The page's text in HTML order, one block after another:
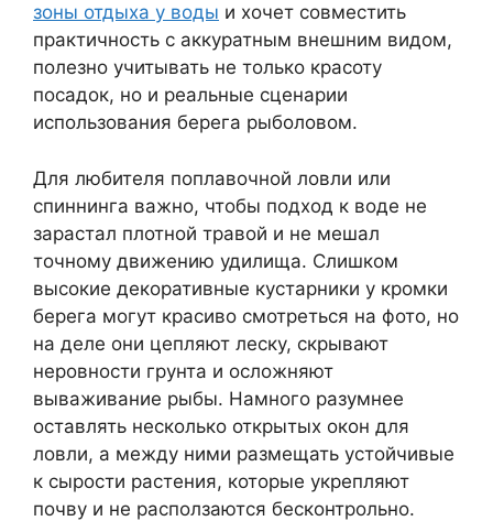
зоны отдыха у воды и хочет совместить
практичность с аккуратным внешним видом,
полезно учитывать не только красоту
посадок, но и реальные сценарии
использования берега рыболовом.
Для любителя поплавочной ловли или
спиннинга важно, чтобы подход к воде не
зарастал плотной травой и не мешал
точному движению удилища. Слишком
высокие декоративные кустарники у кромки
берега могут красиво смотреться на фото, но
на деле они цепляют леску, скрывают
неровности грунта и осложняют
вываживание рыбы. Намного разумнее
оставлять несколько открытых окон для
ловли, а между ними размещать устойчивые
к сырости растения, которые укрепляют
почву и не расползаются бесконтрольно.